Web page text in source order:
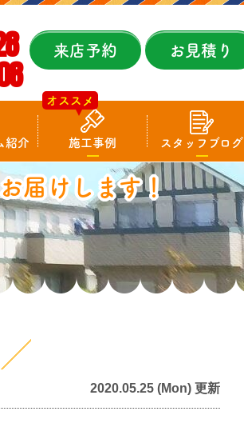
来店予約 お見積り
紹介 施工事例
オススメ
スタッフブログ
届けします！
2020.05.25 (Mon) 更新